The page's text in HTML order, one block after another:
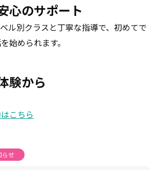
心のサポート
ル別クラスと丁寧な指導で、初めてで
始められます。
験から
こちら
らせ